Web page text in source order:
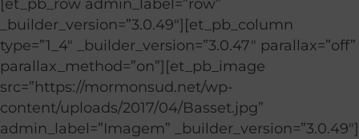
[et_pb_row admin_label=”row”
_builder_version=”3.0.49″][et_pb_column
type=”1_4″ _builder_version=”3.0.47″ parallax=”off”
parallax_method=”on”][et_pb_image
src=”https://mormonsud.net/wp-
content/uploads/2017/04/Basset.jpg”
admin_label=”Imagem” _builder_version=”3.0.49″]